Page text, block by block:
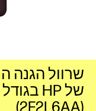
שרוול הגנה
(2F2L6AA)